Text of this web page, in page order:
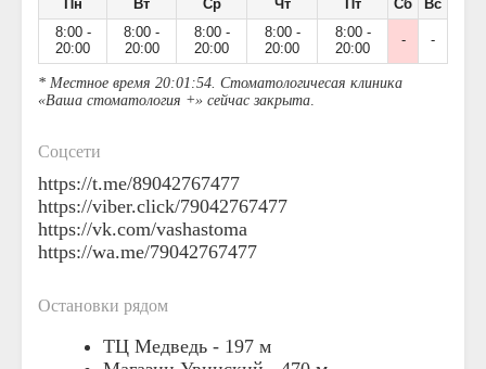
Пн Вт Ср Чт Пт Сб
Вс
8:00 -
20:00
8:00 -
20:00
8:00 -
20:00
8:00 -
20:00
8:00 -
20:00
- -
* Местное время 20:01:54. Стоматологичесая клиника
«Ваша стоматология +» сейчас закрыта.
Соцсети
https://t.me/89042767477
https://viber.click/79042767477
https://vk.com/vashastoma
https://wa.me/79042767477
Остановки рядом
ТЦ Медведь - 197 м